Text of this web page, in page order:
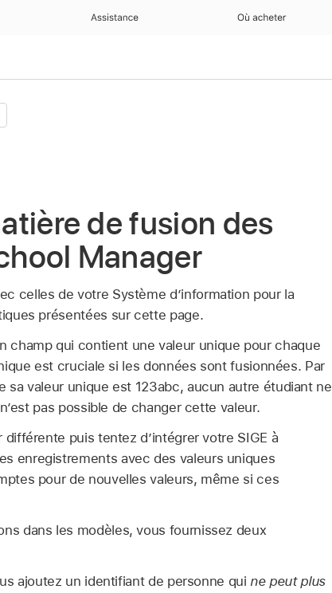
Assistance Où acheter
de fusion des
Manager
celles de votre Système d’information pour la
présentées sur cette page.
champ qui contient une valeur unique pour chaque
est cruciale si les données sont fusionnées. Par
valeur unique est 123abc, aucun autre étudiant ne
pas possible de changer cette valeur.
puis tentez d’intégrer votre SIGE à
enregistrements avec des valeurs uniques
pour de nouvelles valeurs, même si ces
dans les modèles, vous fournissez deux
ajoutez un identifiant de personne qui ne peut plus